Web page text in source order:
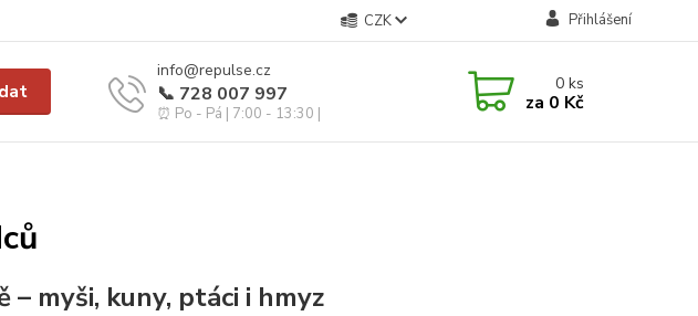
CZK Přihlášení
info@repulse.cz
📞 728 007 997
⏰ Po - Pá | 7:00 - 13:30 |
0ks
za 0 Kč
myši, kuny, ptáci i hmyz